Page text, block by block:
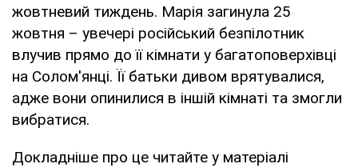
жовтневий тиждень. Марія загинула 25
жовтня – увечері російський безпілотник
влучив прямо до її кімнати у багатоповерхівці
на Солом'янці. Її батьки дивом врятувалися,
адже вони опинилися в іншій кімнаті та змогли
вибратися.
Докладніше про це читайте у матеріалі